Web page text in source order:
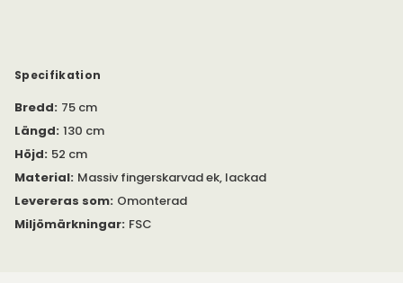
Specifikation
Bredd: 75 cm
Längd: 130 cm
Höjd: 52 cm
Material: Massiv fingerskarvad ek, lackad
Levereras som: Omonterad
Miljömärkningar: FSC